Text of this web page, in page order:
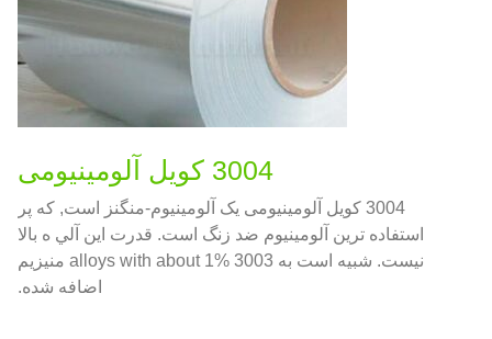
3004 کویل آلومینیومی
3004 کویل آلومینیومی یک آلومینیوم-منگنز است, که پر
استفاده ترین آلومینیوم ضد زنگ است. قدرت اين آلي ه بالا
نيست. شبیه است به 3003 alloys with about 1% منیزیم
اضافه شده.